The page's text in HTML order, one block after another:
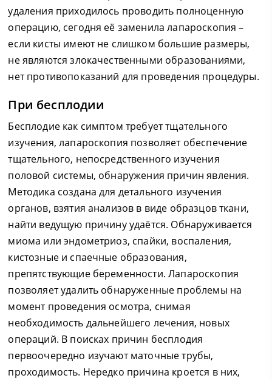
удаления приходилось проводить полноценную
операцию, сегодня её заменила лапароскопия –
если кисты имеют не слишком большие размеры,
не являются злокачественными образованиями,
нет противопоказаний для проведения процедуры.
При бесплодии
Бесплодие как симптом требует тщательного
изучения, лапароскопия позволяет обеспечение
тщательного, непосредственного изучения
половой системы, обнаружения причин явления.
Методика создана для детального изучения
органов, взятия анализов в виде образцов ткани,
найти ведущую причину удаётся. Обнаруживается
миома или эндометриоз, спайки, воспаления,
кистозные и спаечные образования,
препятствующие беременности. Лапароскопия
позволяет удалить обнаруженные проблемы на
момент проведения осмотра, снимая
необходимость дальнейшего лечения, новых
операций. В поисках причин бесплодия
первоочередно изучают маточные трубы,
проходимость. Нередко причина кроется в них,